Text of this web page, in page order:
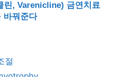
린, Varenicline) 금연치료
바꿔준다
절